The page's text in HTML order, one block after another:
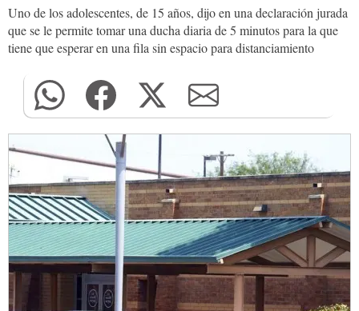
Uno de los adolescentes, de 15 años, dijo en una declaración jurada
que se le permite tomar una ducha diaria de 5 minutos para la que
tiene que esperar en una fila sin espacio para distanciamiento